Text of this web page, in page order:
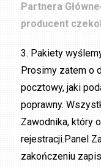
Partnera
producent
3. Pakiety
Prosimy zatem o
pocztowy, jaki
poprawny.
Zawodnika, który
rejestracji.Panel
zakończeniu